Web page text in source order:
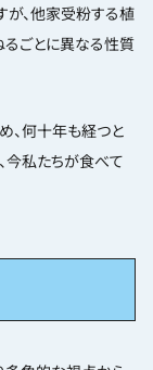
が、他家受粉する植
ごとに異なる性質
、何十年も経つと
今私たちが食べて